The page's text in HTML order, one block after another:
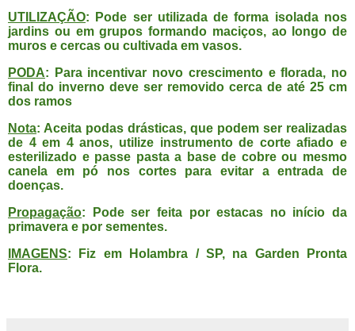
UTILIZAÇÃO: Pode ser utilizada de forma isolada nos
jardins ou em grupos formando maciços, ao longo de
muros e cercas ou cultivada em vasos.
PODA: Para incentivar novo crescimento e florada, no
final do inverno deve ser removido cerca de até 25 cm
dos ramos
Nota: Aceita podas drásticas, que podem ser realizadas
de 4 em 4 anos, utilize instrumento de corte afiado e
esterilizado e passe pasta a base de cobre ou mesmo
canela em pó nos cortes para evitar a entrada de
doenças.
Propagação: Pode ser feita por estacas no início da
primavera e por sementes.
IMAGENS: Fiz em Holambra / SP, na Garden Pronta
Flora.